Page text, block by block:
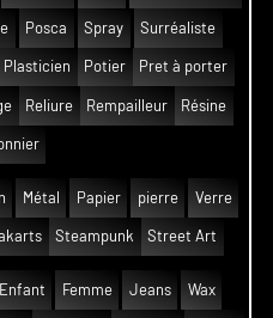
Posca Spray Surréaliste
Plasticien Potier Pret à porter
Reliure Rempailleur Résine
Métal Papier pierre Verre
Steampunk Street Art
Enfant Femme Jeans Wax